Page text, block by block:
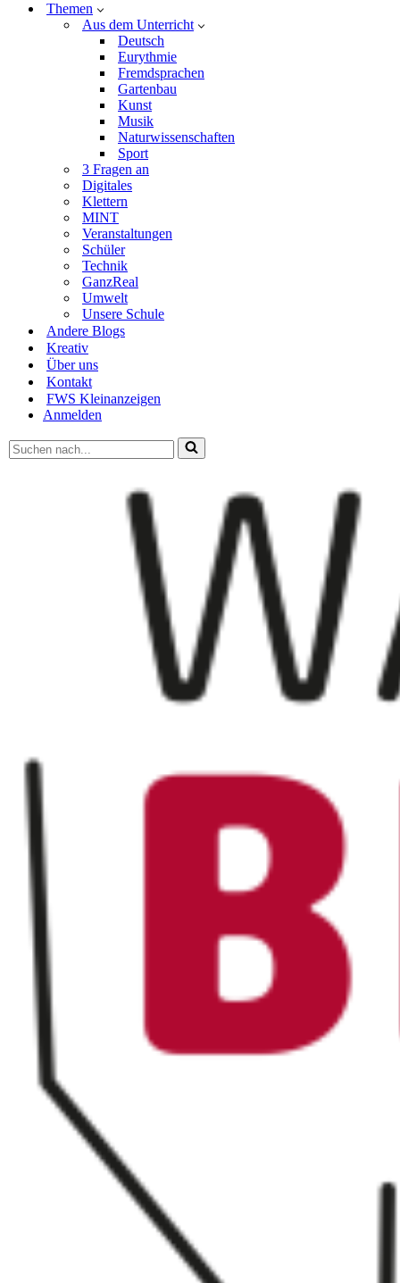
Themen
Aus dem Unterricht
Deutsch
Eurythmie
Fremdsprachen
Gartenbau
Kunst
Musik
Naturwissenschaften
Sport
3 Fragen an
Digitales
Klettern
MINT
Veranstaltungen
Schüler
Technik
GanzReal
Umwelt
Unsere Schule
Andere Blogs
Kreativ
Über uns
Kontakt
FWS Kleinanzeigen
Anmelden
Suchen
nach …